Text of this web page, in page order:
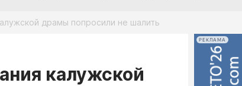
драмы попросили не шалить
калужской
РЕКЛАМА